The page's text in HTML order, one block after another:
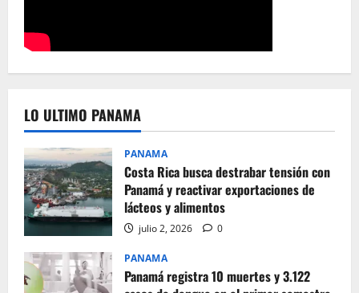
LO ULTIMO PANAMA
PANAMA
Costa Rica busca destrabar tensión con
Panamá y reactivar exportaciones de
lácteos y alimentos
julio 2, 2026 0
PANAMA
Panamá registra 10 muertes y 3.122